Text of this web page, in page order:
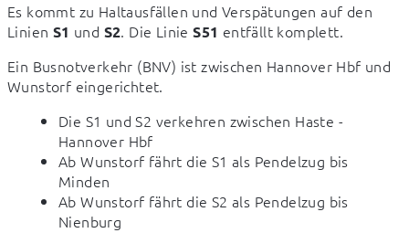
Es kommt zu Haltausfällen und Verspätungen auf den
Linien S1 und S2. Die Linie S51 entfällt komplett.
Ein Busnotverkehr (BNV) ist zwischen Hannover Hbf und
Wunstorf eingerichtet.
Die S1 und S2 verkehren zwischen Haste -
Hannover Hbf
Ab Wunstorf fährt die S1 als Pendelzug bis
Minden
Ab Wunstorf fährt die S2 als Pendelzug bis
Nienburg